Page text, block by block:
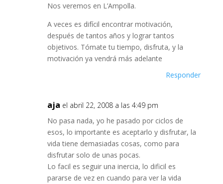
Nos veremos en L’Ampolla.
A veces es difícil encontrar motivación,
después de tantos años y lograr tantos
objetivos. Tómate tu tiempo, disfruta, y la
motivación ya vendrá más adelante
Responder
aja el abril 22, 2008 a las 4:49 pm
No pasa nada, yo he pasado por ciclos de
esos, lo importante es aceptarlo y disfrutar, la
vida tiene demasiadas cosas, como para
disfrutar solo de unas pocas.
Lo facil es seguir una inercia, lo dificil es
pararse de vez en cuando para ver la vida